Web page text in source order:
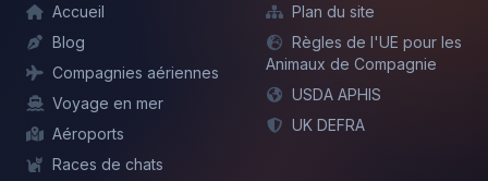
Accueil
Blog
Compagnies aériennes
Voyage en mer
Aéroports
Races de chats
Plan du site
Règles de l'UE pour les
Animaux de Compagnie
USDA APHIS
UK DEFRA